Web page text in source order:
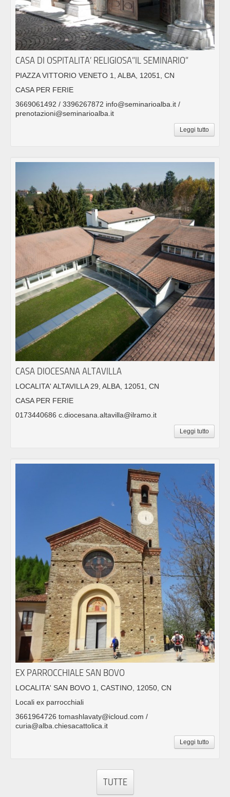
CASA DI OSPITALITA’ RELIGIOSA”IL SEMINARIO”
PIAZZA VITTORIO VENETO 1, ALBA, 12051, CN
CASA PER FERIE
3669061492 / 3396267872 info@seminarioalba.it /
prenotazioni@seminarioalba.it
Leggi tutto
CASA DIOCESANA ALTAVILLA
LOCALITA' ALTAVILLA 29, ALBA, 12051, CN
CASA PER FERIE
0173440686 c.diocesana.altavilla@ilramo.it
Leggi tutto
EX PARROCCHIALE SAN BOVO
LOCALITA' SAN BOVO 1, CASTINO, 12050, CN
Locali ex parrocchiali
3661964726 tomashlavaty@icloud.com /
curia@alba.chiesacattolica.it
Leggi tutto
TUTTE